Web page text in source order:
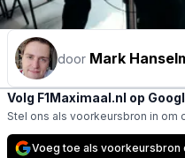
door Mark
Volg F1Maximaal.nl op
Stel ons als voorkeursbron in om
Voeg toe als voorkeursbron